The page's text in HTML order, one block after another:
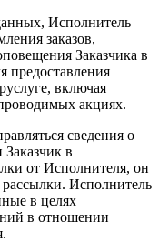
Исполнитель
заказов,
Заказчика в
предоставления
включая
акциях.
сведения о
Заказчик в
от Исполнителя, он
рассылки. Исполнитель
в целях
в отношении